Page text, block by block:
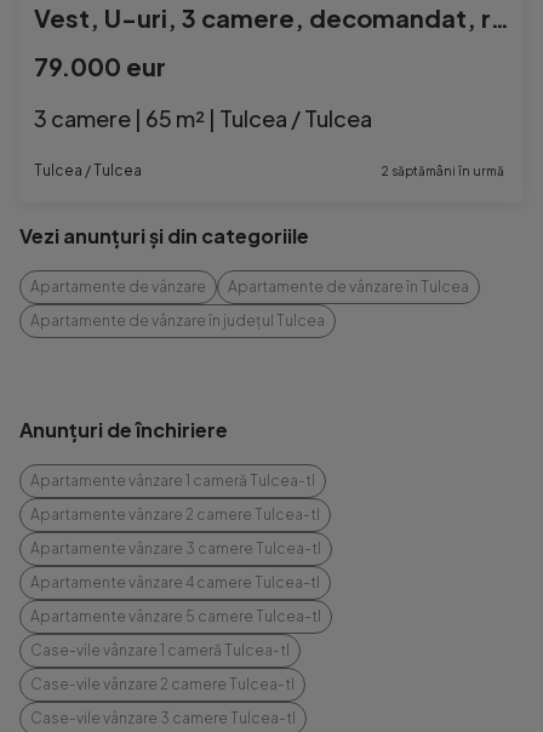
Vest, U-uri, 3 camere, decomandat, renovat
79.000 eur
3 camere | 65 m² | Tulcea / Tulcea
Tulcea / Tulcea 2 săptămâni în urmă
Vezi anunțuri și din categoriile
Apartamente de vânzare
Apartamente de vânzare în Tulcea
Apartamente de vânzare în județul Tulcea
Anunțuri de închiriere
Apartamente vânzare 1 cameră Tulcea-tl
Apartamente vânzare 2 camere Tulcea-tl
Apartamente vânzare 3 camere Tulcea-tl
Apartamente vânzare 4 camere Tulcea-tl
Apartamente vânzare 5 camere Tulcea-tl
Case-vile vânzare 1 cameră Tulcea-tl
Case-vile vânzare 2 camere Tulcea-tl
Case-vile vânzare 3 camere Tulcea-tl